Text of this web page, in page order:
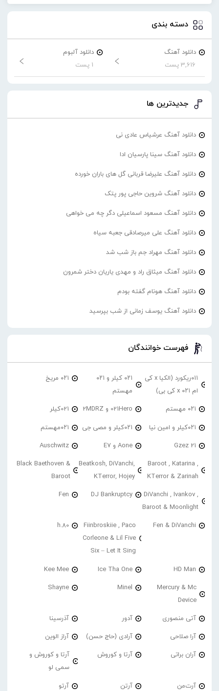
دسته بندی
دانلود آهنگ
3,616 پست
دانلود آلبوم
1 پست
جدیدترین ها
دانلود آهنگ عرشیاس عادی نی
دانلود آهنگ سینا پارسیان ادا
دانلود آهنگ علیرضا قربانی گل های باران خورده
دانلود آهنگ شروین حاجی پور پتک
دانلود آهنگ مسعود اسماعیلی دگر چه می خواهی
دانلود آهنگ علی میرصادقی جعبه سیاه
دانلود آهنگ مهراد جم باز شب شد
دانلود آهنگ میثاق راد و مهدی یاریان دختر شمرون
دانلود آهنگ هونام گفته بودم
دانلود آهنگ یوسف زمانی از شب بپرسید
فهرست خوانندگان
۰۱۱ریکورد (الکیا x کی
ام ۰۲۱ x کی بی)
۰۲۱ کیلر و ۰۲۱
مهستم
۰۲۱ مریخ
۰۲۱ مهستم 021Hero و 2MDRZ 021کیلر
۰۲۱کیلر و امین نیا ۰۲۱کیلر و مصی جی ۰۲۱مهستم
21 Gzez Aone و E7 Auschwitz
Baroot , Katarina ,
KTerror & Zarinah
Beatkosh, DiVanchi,
KTerror, Hojey
Black Baethoven &
Baroot
DiVanchi , Ivankov ,
Baroot & Moonlight
DJ Bankruptcy
Fen
Fen & DiVanchi
Fiinbroskiie , Paco
Corleone & Lil Five
Six – Let It Sing
h.80
HD Man
Ice Tha One
Kee Mee
Mercury & Mc
Device
Minel
Shayne
آتی منصوری آدور آذرسینا
آرا صلاحی آرادی (حاج حسن) آراز الوین
آران براتی آرتا و کوروش
آرتا و کوروش و
سمی لو
آرت‌من آرتن آرتو